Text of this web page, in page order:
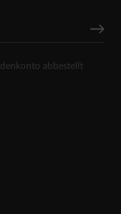
abbestellt